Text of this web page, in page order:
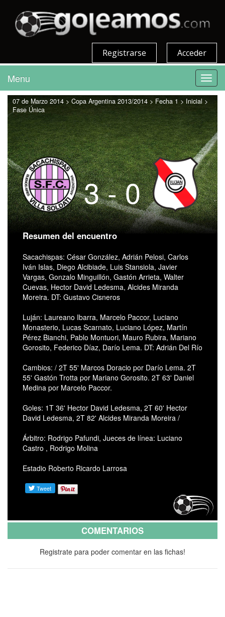
Acceder
Registrarse
Menu
07 de Marzo 2014 > Copa Argentina 2013/2014 > Fecha 1 > Inicial >
Fase Única
3 - 0
Resumen del encuentro
Sacachispas: César González, Adrián Pelosi, Carlos
Iván Islas, Diego Alcibiade, Luis Stansiola, Javier
Vargas, Gonzalo Minguillón, Gastón Arrieta, Walter
Cuevas, Hector David Ledesma, Alcides Miranda
Moreira. DT: Gustavo Cisneros
Luján: Laureano Ibarra, Marcelo Paccor, Luciano
Monasterio, Lucas Scarnato, Luciano López, Martín
Pérez Bianchi, Pablo Montuori, Mauro Rubira, Mariano
Gorosito, Federico Díaz, Darío Lema. DT: Adrián Del Río
Cambios: / 2T 55' Marcos Doracio por Darío Lema. 2T
55' Gastón Trotta por Mariano Gorosito. 2T 63' Daniel
Medina por Marcelo Paccor.
Goles: 1T 36' Hector David Ledesma, 2T 60' Hector
David Ledesma, 2T 82' Alcides Miranda Moreira /
Árbitro: Rodrigo Pafundi, Jueces de línea: Luciano
Castro , Rodrigo Molina
Estadio Roberto Ricardo Larrosa
COMENTARIOS
Registrate para poder comentar en las fichas!